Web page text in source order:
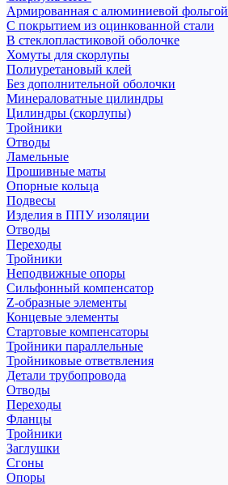
Армированная с алюминиевой фольгой
С покрытием из оцинкованной стали
В стеклопластиковой оболочке
Хомуты для скорлупы
Полиуретановый клей
Без дополнительной оболочки
Минераловатные цилиндры
Цилиндры (скорлупы)
Тройники
Отводы
Ламельные
Прошивные маты
Опорные кольца
Подвесы
Изделия в ППУ изоляции
Отводы
Переходы
Тройники
Неподвижные опоры
Cильфонный компенсатор
Z-образные элементы
Концевые элементы
Стартовые компенсаторы
Тройники параллельные
Тройниковые ответвления
Детали трубопровода
Отводы
Переходы
Фланцы
Тройники
Заглушки
Сгоны
Опоры